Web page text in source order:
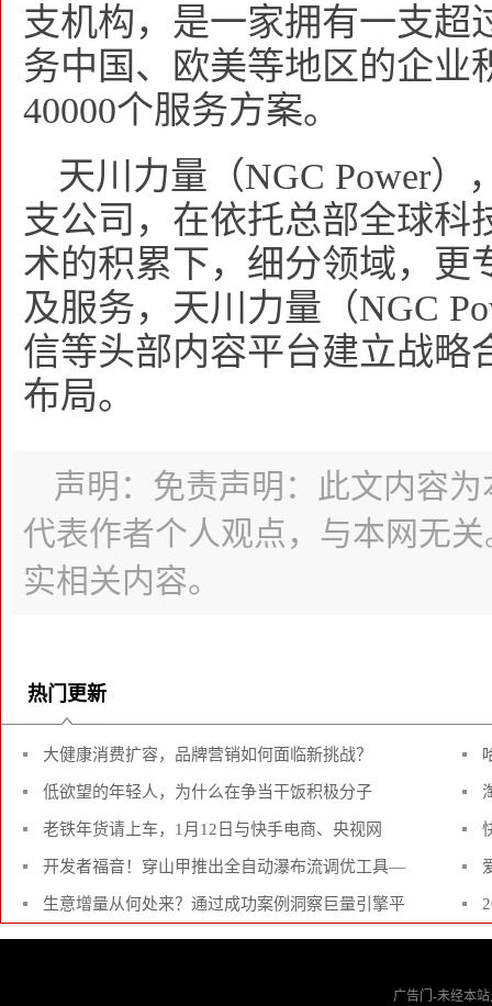
支机构，是一家拥有一支超
务中国、欧美等地区的企业
40000个服务方案。
天川力量（NGC Power
支公司，在依托总部全球科
术的积累下，细分领域，更
及服务，天川力量（NGC
信等头部内容平台建立战略
布局。
声明：免责声明：此文内容
代表作者个人观点，与本网无
实相关内容。
热门更新
大健康消费扩容，品牌营销如何面临新挑战？
低欲望的年轻人，为什么在争当干饭积极分子
老铁年货请上车，1月12日与快手电商、央视网
开发者福音！穿山甲推出全自动瀑布流调优工具—
生意增量从何处来？通过成功案例洞察巨量引擎平
广告门-未经本